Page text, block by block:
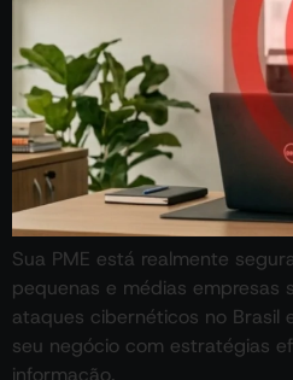
Sua PME está realmente
pequenas e médias empresas
ataques cibernéticos no Brasil
seu negócio com estratégias
informação.